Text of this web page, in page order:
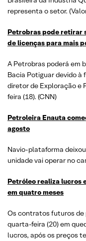
representa o setor.
Petrobras pode retirar
de licenças para mais
A Petrobras poderá em
Bacia Potiguar devido à
diretor de Exploração e
feira (18). (CNN)
Petroleira Enauta
agosto
Navio-plataforma
unidade vai operar no
Petróleo realiza lucros
em quatro meses
Os contratos futuros de
quarta-feira (20) em
lucros, após os preços